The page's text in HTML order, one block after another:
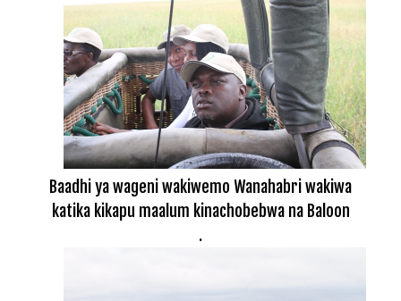
Baadhi ya wageni wakiwemo Wanahabri wakiwa
katika kikapu maalum kinachobebwa na Baloon
.